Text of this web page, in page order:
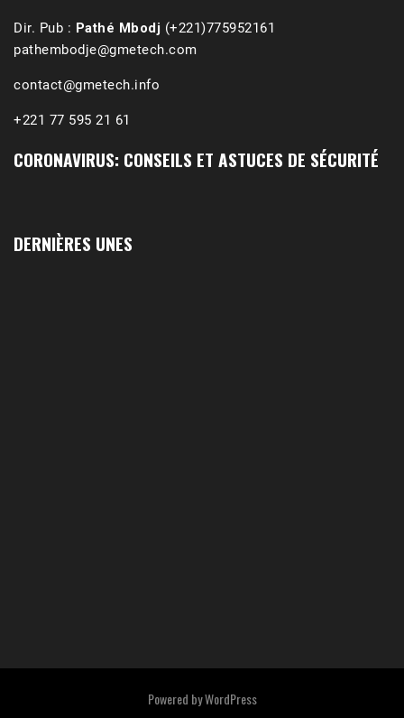
Dir. Pub : Pathé Mbodj (+221)775952161
pathembodje@gmetech.com
contact@gmetech.info
+221 77 595 21 61
CORONAVIRUS: CONSEILS ET ASTUCES DE SÉCURITÉ
DERNIÈRES UNES
Powered byWordPress